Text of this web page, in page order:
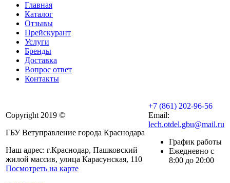
Главная
Каталог
Отзывы
Прейскурант
Услуги
Бренды
Доставка
Вопрос ответ
Контакты
Copyright 2019 ©
ГБУ Ветуправление города Краснодара
Наш адрес: г.Краснодар, Пашковский
жилой массив, улица Карасунская, 110
Посмотреть на карте
+7 (861) 202-96-56
Email:
lech.otdel.gbu@mail.ru
График работы
Ежедневно с
8:00 до 20:00